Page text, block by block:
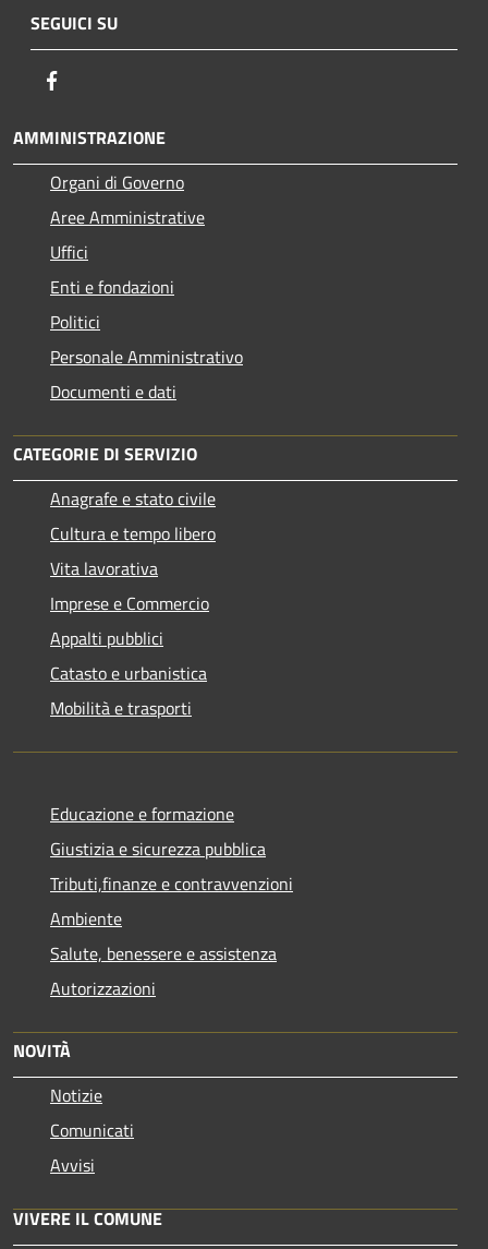
SEGUICI SU
AMMINISTRAZIONE
Organi di Governo
Aree Amministrative
Uffici
Enti e fondazioni
Politici
Personale Amministrativo
Documenti e dati
CATEGORIE DI SERVIZIO
Anagrafe e stato civile
Cultura e tempo libero
Vita lavorativa
Imprese e Commercio
Appalti pubblici
Catasto e urbanistica
Mobilità e trasporti
Educazione e formazione
Giustizia e sicurezza pubblica
Tributi,finanze e contravvenzioni
Ambiente
Salute, benessere e assistenza
Autorizzazioni
NOVITÀ
Notizie
Comunicati
Avvisi
VIVERE IL COMUNE